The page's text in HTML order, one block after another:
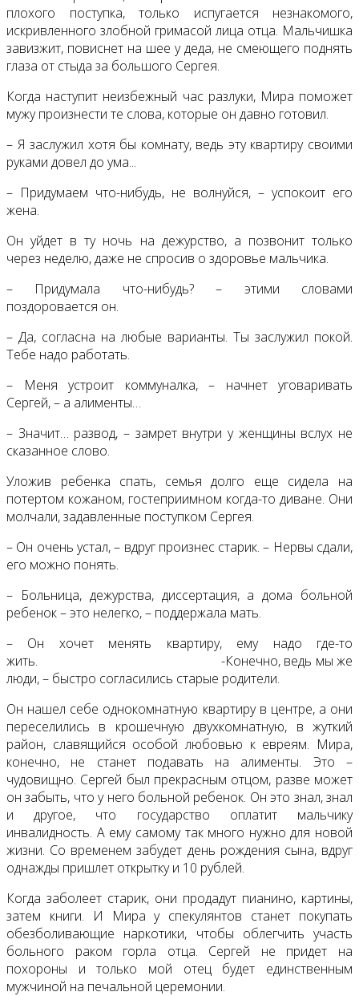
плохого поступка, только испугается незнакомого,
искривленного злобной гримасой лица отца. Мальчишка
завизжит, повиснет на шее у деда, не смеющего поднять
глаза от стыда за большого Сергея.
Когда наступит неизбежный час разлуки, Мира поможет
мужу произнести те слова, которые он давно готовил.
– Я заслужил хотя бы комнату, ведь эту квартиру своими
руками довел до ума...
– Придумаем что-нибудь, не волнуйся, – успокоит его
жена.
Он уйдет в ту ночь на дежурство, а позвонит только
через неделю, даже не спросив о здоровье мальчика.
– Придумала что-нибудь? – этими словами
поздоровается он.
– Да, согласна на любые варианты. Ты заслужил покой.
Тебе надо работать.
– Меня устроит коммуналка, – начнет уговаривать
Сергей, – а алименты…
– Значит… развод, – замрет внутри у женщины вслух не
сказанное слово.
Уложив ребенка спать, семья долго еще сидела на
потертом кожаном, гостеприимном когда-то диване. Они
молчали, задавленные поступком Сергея.
– Он очень устал, – вдруг произнес старик. – Нервы сдали,
его можно понять.
– Больница, дежурства, диссертация, а дома больной
ребенок – это нелегко, – поддержала мать.
– Он хочет менять квартиру, ему надо где-то
жить. -Конечно, ведь мы же
люди, – быстро согласились старые родители.
Он нашел себе однокомнатную квартиру в центре, а они
переселились в крошечную двухкомнатную, в жуткий
район, славящийся особой любовью к евреям. Мира,
конечно, не станет подавать на алименты. Это –
чудовищно. Сергей был прекрасным отцом, разве может
он забыть, что у него больной ребенок. Он это знал, знал
и другое, что государство оплатит мальчику
инвалидность. А ему самому так много нужно для новой
жизни. Со временем забудет день рождения сына, вдруг
однажды пришлет открытку и 10 рублей.
Когда заболеет старик, они продадут пианино, картины,
затем книги. И Мира у спекулянтов станет покупать
обезболивающие наркотики, чтобы облегчить участь
больного раком горла отца. Сергей не придет на
похороны и только мой отец будет единственным
мужчиной на печальной церемонии.